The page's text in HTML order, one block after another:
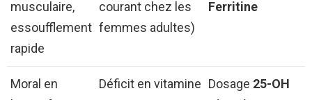
musculaire,
essoufflement
rapide
courant chez les
femmes adultes)
Ferritine
Moral en
Déficit en vitamine Dosage 25-OH